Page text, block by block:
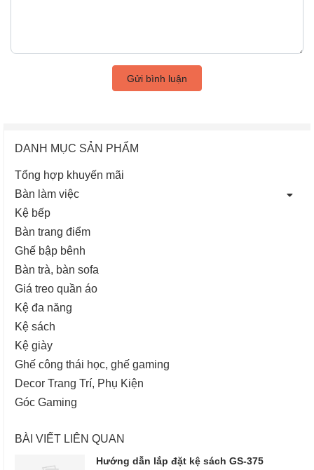
Gửi bình luận
DANH MỤC SẢN PHẨM
Tổng hợp khuyến mãi
Bàn làm việc
Kệ bếp
Bàn trang điểm
Ghế bập bênh
Bàn trà, bàn sofa
Giá treo quần áo
Kệ đa năng
Kệ sách
Kệ giày
Ghế công thái học, ghế gaming
Decor Trang Trí, Phụ Kiện
Góc Gaming
BÀI VIẾT LIÊN QUAN
Hướng dẫn lắp đặt kệ sách GS-375